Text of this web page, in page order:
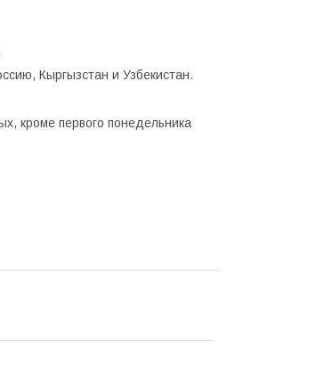
Кыргызстан и Узбекистан.
кроме первого понедельника